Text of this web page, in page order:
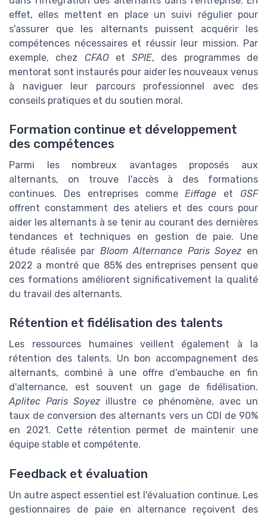
effet, elles mettent en place un suivi régulier pour
s'assurer que les alternants puissent acquérir les
compétences nécessaires et réussir leur mission. Par
exemple, chez CFAOetSPIE, des programmes de
mentorat sont instaurés pour aider les nouveaux venus
à naviguer leur parcours professionnel avec des
conseils pratiques et du soutien moral.
Formation continue et développement
des compétences
Parmi les nombreux avantages proposés aux
alternants, on trouve l'accès à des formations
continues. Des entreprises commeEiffage et GSF
offrent constamment des ateliers et des cours pour
aider les alternants à se tenir au courant des dernières
tendances et techniques en gestion de paie. Une
étude réalisée par Bloom Alternance Paris Soyez en
2022 a montré que 85% des entreprises pensent que
ces formations améliorent significativement la qualité
du travail des alternants.
Rétention et fidélisation des talents
Les ressources humaines veillent également à la
rétention des talents. Un bon accompagnement des
alternants, combiné à une offre d'embauche en fin
d'alternance, est souvent un gage de fidélisation.
Aplitec Paris Soyez illustre ce phénomène, avec un
taux de conversion des alternants vers un CDI de 90%
en 2021. Cette rétention permet de maintenir une
équipe stable et compétente.
Feedback et évaluation
Un autre aspect essentiel est l'évaluation continue. Les
gestionnaires de paie en alternance reçoivent des